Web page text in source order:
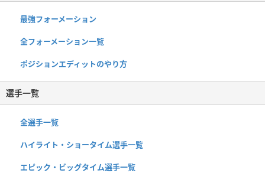
最強フォーメーション
全フォーメーション一覧
ポジションエディットのやり方
選手一覧
全選手一覧
ハイライト・ショータイム選手一覧
エピック・ビッグタイム選手一覧